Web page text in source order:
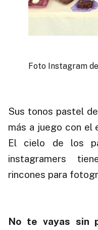
Foto Instagram
Sus tonos pastel
más a juego con el
El cielo de los
instagramers
rincones para
No te vayas sin